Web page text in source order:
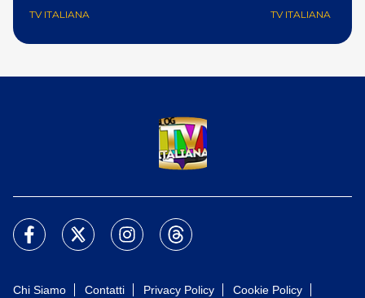
TV ITALIANA TV ITALIANA
Chi Siamo Contatti Privacy Policy Cookie Policy